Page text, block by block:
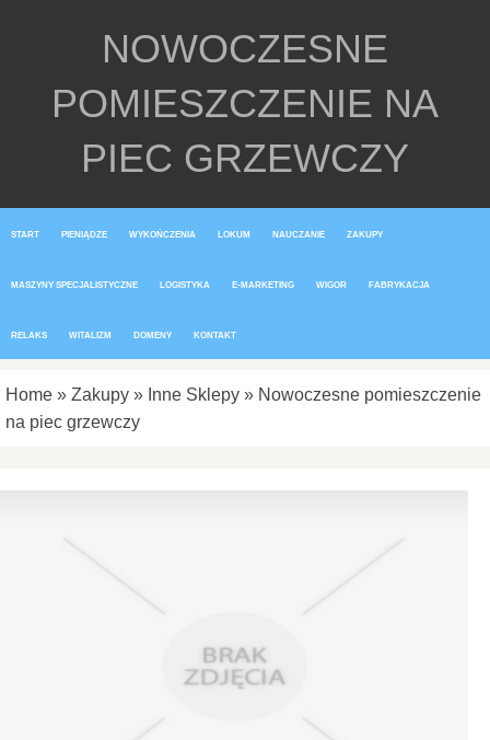
NOWOCZESNE
POMIESZCZENIE NA
PIEC GRZEWCZY
START PIENIĄDZE WYKOŃCZENIA LOKUM NAUCZANIE ZAKUPY
MASZYNY SPECJALISTYCZNE LOGISTYKA E-MARKETING WIGOR FABRYKACJA
RELAKS WITALIZM DOMENY KONTAKT
Home » Zakupy » Inne Sklepy » Nowoczesne pomieszczenie
na piec grzewczy